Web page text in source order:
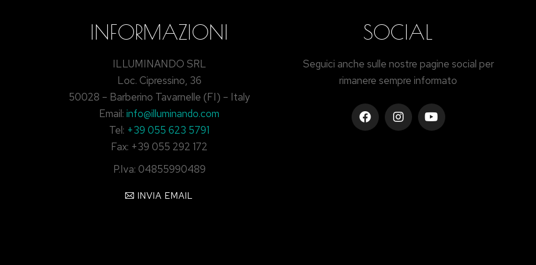
INFORMAZIONI
ILLUMINANDO SRL
Loc. Cipressino, 36
50028 – Barberino Tavarnelle (FI) – Italy
Email:info@illuminando.com
Tel: +39 055 623 5791
Fax: +39 055 292 172
P.Iva: 04855990489
INVIA EMAIL
SOCIAL
Seguici anche sulle nostre pagine social per
rimanere sempre informato